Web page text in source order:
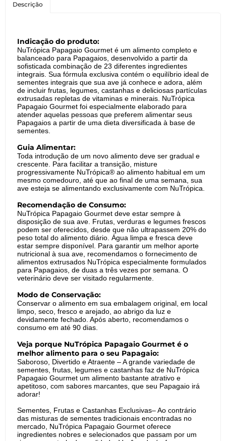
Descrição
Indicação do produto:
NuTrópica Papagaio Gourmet é um alimento completo e
balanceado para Papagaios, desenvolvido a partir da
sofisticada combinação de 23 diferentes ingredientes
integrais. Sua fórmula exclusiva contém o equilíbrio ideal de
sementes integrais que sua ave já conhece e adora, além
de incluir frutas, legumes, castanhas e deliciosas partículas
extrusadas repletas de vitaminas e minerais. NuTrópica
Papagaio Gourmet foi especialmente elaborado para
atender aquelas pessoas que preferem alimentar seus
Papagaios a partir de uma dieta diversificada à base de
sementes.
Guia Alimentar:
Toda introdução de um novo alimento deve ser gradual e
crescente. Para facilitar a transição, misture
progressivamente NuTrópica® ao alimento habitual em um
mesmo comedouro, até que ao final de uma semana, sua
ave esteja se alimentando exclusivamente com NuTrópica.
Recomendação de Consumo:
NuTrópica Papagaio Gourmet deve estar sempre à
disposição de sua ave. Frutas, verduras e legumes frescos
podem ser oferecidos, desde que não ultrapassem 20% do
peso total do alimento diário. Água limpa e fresca deve
estar sempre disponível. Para garantir um melhor aporte
nutricional à sua ave, recomendamos o fornecimento de
alimentos extrusados NuTrópica especialmente formulados
para Papagaios, de duas a três vezes por semana. O
veterinário deve ser visitado regularmente.
Modo de Conservação:
Conservar o alimento em sua embalagem original, em local
limpo, seco, fresco e arejado, ao abrigo da luz e
devidamente fechado. Após aberto, recomendamos o
consumo em até 90 dias.
Veja porque NuTrópica Papagaio Gourmet é o
melhor alimento para o seu Papagaio:
Saboroso, Divertido e Atraente – A grande variedade de
sementes, frutas, legumes e castanhas faz de NuTrópica
Papagaio Gourmet um alimento bastante atrativo e
apetitoso, com sabores marcantes, que seu Papagaio irá
adorar!
Sementes, Frutas e Castanhas Exclusivas– Ao contrário
das misturas de sementes tradicionais encontradas no
mercado, NuTrópica Papagaio Gourmet oferece
ingredientes nobres e selecionados que passam por um